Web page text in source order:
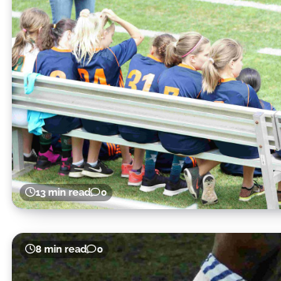
13 min read 0
8 min read 0